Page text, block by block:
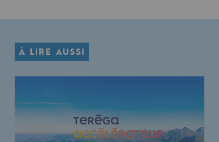
Acteur engagé
Ambition RSE
Responsabilité environnementale
BE POSITIF, le programme de
À LIRE AUSSI